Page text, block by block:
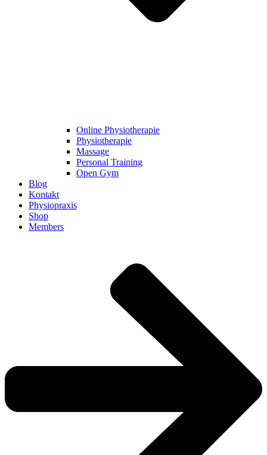
Online Physiotherapie
Physiotherapie
Massage
Personal Training
Open Gym
Blog
Kontakt
Physiopraxis
Shop
Members